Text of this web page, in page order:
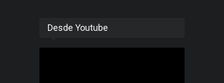
Desde Youtube